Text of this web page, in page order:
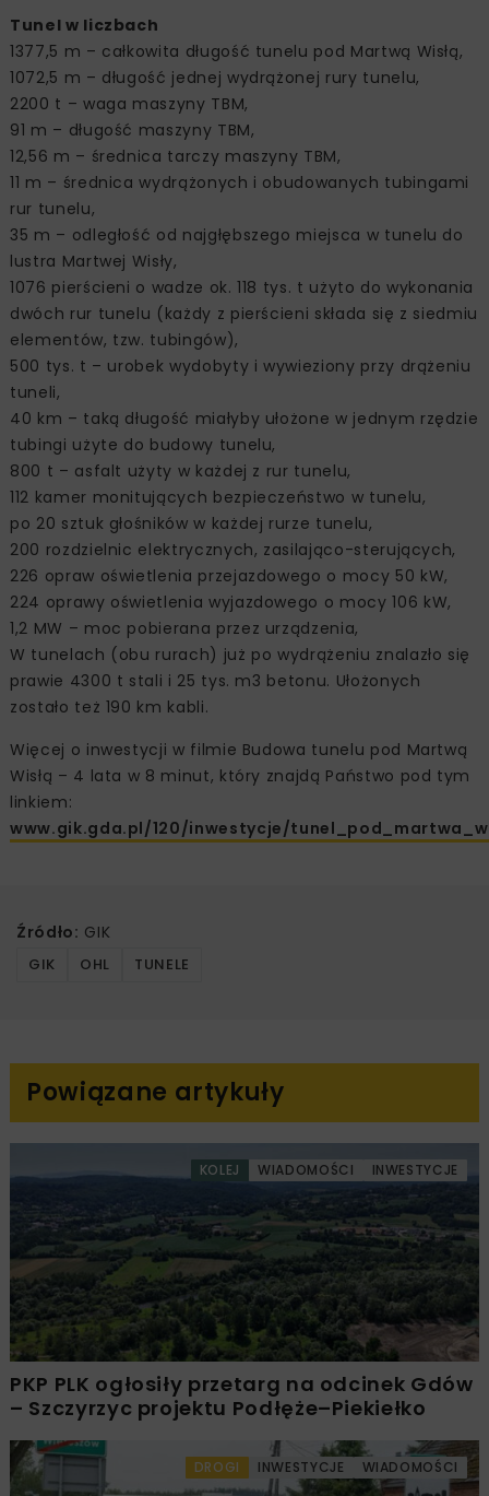
Tunel w liczbach
1377,5 m – całkowita długość tunelu pod Martwą Wisłą,
1072,5 m – długość jednej wydrążonej rury tunelu,
2200 t – waga maszyny TBM,
91 m – długość maszyny TBM,
12,56 m – średnica tarczy maszyny TBM,
11 m – średnica wydrążonych i obudowanych tubingami
rur tunelu,
35 m – odległość od najgłębszego miejsca w tunelu do
lustra Martwej Wisły,
1076 pierścieni o wadze ok. 118 tys. t użyto do wykonania
dwóch rur tunelu (każdy z pierścieni składa się z siedmiu
elementów, tzw. tubingów),
500 tys. t – urobek wydobyty i wywieziony przy drążeniu
tuneli,
40 km – taką długość miałyby ułożone w jednym rzędzie
tubingi użyte do budowy tunelu,
800 t – asfalt użyty w każdej z rur tunelu,
112 kamer monitujących bezpieczeństwo w tunelu,
po 20 sztuk głośników w każdej rurze tunelu,
200 rozdzielnic elektrycznych, zasilająco-sterujących,
226 opraw oświetlenia przejazdowego o mocy 50 kW,
224 oprawy oświetlenia wyjazdowego o mocy 106 kW,
1,2 MW – moc pobierana przez urządzenia,
W tunelach (obu rurach) już po wydrążeniu znalazło się
prawie 4300 t stali i 25 tys. m3 betonu. Ułożonych
zostało też 190 km kabli.
Więcej o inwestycji w filmie Budowa tunelu pod Martwą
Wisłą – 4 lata w 8 minut, który znajdą Państwo pod tym
linkiem:
www.gik.gda.pl/120/inwestycje/
Źródło: GIK
GIK OHL TUNELE
Powiązane artykuły
KOLEJ WIADOMOŚCI INWESTYCJE
PKP PLK ogłosiły przetarg na odcinek Gdów
– Szczyrzyc projektu Podłęże–Piekiełko
DROGI INWESTYCJE WIADOMOŚCI